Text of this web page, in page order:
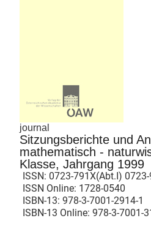
journal
Sitzungsberichte und
mathematisch -
Klasse, Jahrgang 1999
ISSN: 0723-791X(Abt.I)
ISSN Online: 1728-0540
ISBN-13: 978-3-7001-2914-1
ISBN-13 Online: 978-3-7001-